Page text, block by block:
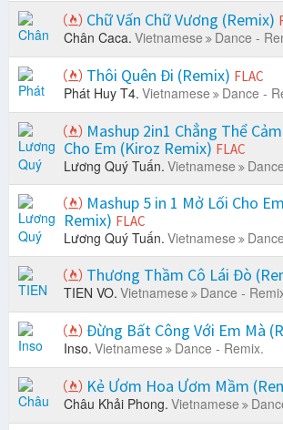
Chữ Vấn Chữ Vương (Remix)
Chân Caca. Vietnamese Dance -
Thôi Quên Đi (Remix) FLAC
Phát Huy T4. Vietnamese Dance -
Mashup 2in1 Chẳng Thể
Cho Em (Kiroz Remix) FLAC
Lương Quý Tuấn. Vietnamese
Mashup 5 in 1 Mở Lối Cho
Remix) FLAC
Lương Quý Tuấn. Vietnamese
Thương Thầm Cô Lái Đò
TIEN VO. Vietnamese Dance -
Đừng Bất Công Với Em Mà
Inso. Vietnamese Dance - Remix.
Kẻ Ươm Hoa Ươm Mầm
Châu Khải Phong. Vietnamese